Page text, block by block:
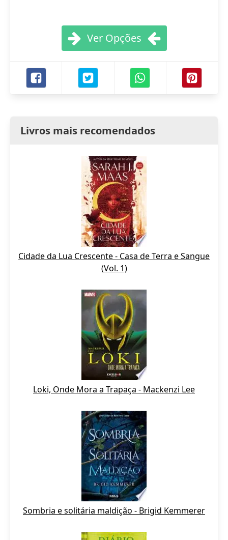
Ver Opções
Livros mais recomendados
Cidade da Lua Crescente - Casa de Terra e Sangue
(Vol. 1)
Loki, Onde Mora a Trapaça - Mackenzi Lee
Sombria e solitária maldição - Brigid Kemmerer